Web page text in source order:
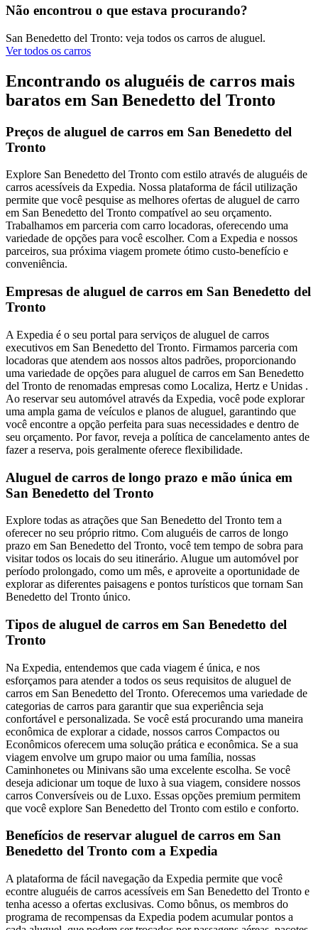
Não encontrou o que estava procurando?
San Benedetto del Tronto: veja todos os carros de aluguel.
Ver todos os carros
Encontrando os aluguéis de carros mais
baratos em San Benedetto del Tronto
Preços de aluguel de carros em San Benedetto del
Tronto
Explore San Benedetto del Tronto com estilo através de aluguéis de
carros acessíveis da Expedia. Nossa plataforma de fácil utilização
permite que você pesquise as melhores ofertas de aluguel de carro
em San Benedetto del Tronto compatível ao seu orçamento.
Trabalhamos em parceria com carro locadoras, oferecendo uma
variedade de opções para você escolher. Com a Expedia e nossos
parceiros, sua próxima viagem promete ótimo custo-benefício e
conveniência.
Empresas de aluguel de carros em San Benedetto del
Tronto
A Expedia é o seu portal para serviços de aluguel de carros
executivos em San Benedetto del Tronto. Firmamos parceria com
locadoras que atendem aos nossos altos padrões, proporcionando
uma variedade de opções para aluguel de carros em San Benedetto
del Tronto de renomadas empresas como Localiza, Hertz e Unidas .
Ao reservar seu automóvel através da Expedia, você pode explorar
uma ampla gama de veículos e planos de aluguel, garantindo que
você encontre a opção perfeita para suas necessidades e dentro de
seu orçamento. Por favor, reveja a política de cancelamento antes de
fazer a reserva, pois geralmente oferece flexibilidade.
Aluguel de carros de longo prazo e mão única em
San Benedetto del Tronto
Explore todas as atrações que San Benedetto del Tronto tem a
oferecer no seu próprio ritmo. Com aluguéis de carros de longo
prazo em San Benedetto del Tronto, você tem tempo de sobra para
visitar todos os locais do seu itinerário. Alugue um automóvel por
período prolongado, como um mês, e aproveite a oportunidade de
explorar as diferentes paisagens e pontos turísticos que tornam San
Benedetto del Tronto único.
Tipos de aluguel de carros em San Benedetto del
Tronto
Na Expedia, entendemos que cada viagem é única, e nos
esforçamos para atender a todos os seus requisitos de aluguel de
carros em San Benedetto del Tronto. Oferecemos uma variedade de
categorias de carros para garantir que sua experiência seja
confortável e personalizada. Se você está procurando uma maneira
econômica de explorar a cidade, nossos carros Compactos ou
Econômicos oferecem uma solução prática e econômica. Se a sua
viagem envolve um grupo maior ou uma família, nossas
Caminhonetes ou Minivans são uma excelente escolha. Se você
deseja adicionar um toque de luxo à sua viagem, considere nossos
carros Conversíveis ou de Luxo. Essas opções premium permitem
que você explore San Benedetto del Tronto com estilo e conforto.
Benefícios de reservar aluguel de carros em San
Benedetto del Tronto com a Expedia
A plataforma de fácil navegação da Expedia permite que você
econtre aluguéis de carros acessíveis em San Benedetto del Tronto e
tenha acesso a ofertas exclusivas. Como bônus, os membros do
programa de recompensas da Expedia podem acumular pontos a